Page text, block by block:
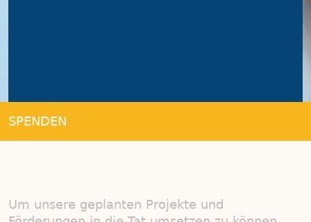
SPENDEN
Um unsere geplanten Projekte und